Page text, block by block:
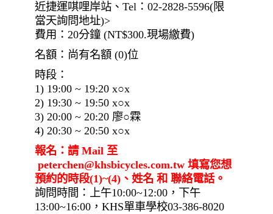
近捷運唭哩岸站、Tel：02-2828-5596(限
當天詢問地址)>
費用：20分鐘 (NT$300.現場繳費)
名額：尚有名額 (0)位
時段：
1) 19:00 ~ 19:20 x○x
2) 19:30 ~ 19:50 x○x
3) 20:00 ~ 20:20 廖○霖
4) 20:30 ~ 20:50 x○x
報名：請 Mail 至
peterchen@khsbicycles.com.tw 填寫您想
預約的時段(1)~(4)、姓名 和 聯絡電話。
詢問時間：上午10:00~12:00，下午
13:00~16:00，KHS單車學校03-386-8020